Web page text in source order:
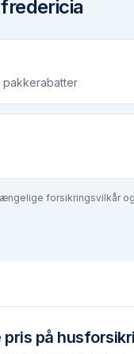
fredericia
forsikringsvilkår
pris på